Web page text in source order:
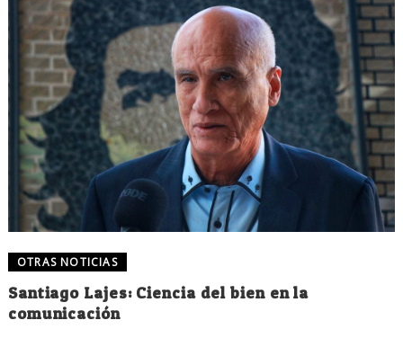
OTRAS NOTICIAS
Santiago Lajes: Ciencia del bien en la
comunicación